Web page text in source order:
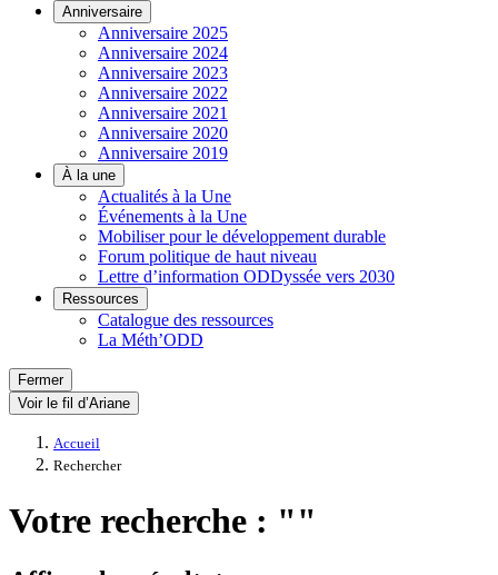
Anniversaire
Anniversaire 2025
Anniversaire 2024
Anniversaire 2023
Anniversaire 2022
Anniversaire 2021
Anniversaire 2020
Anniversaire 2019
À la une
Actualités à la Une
Événements à la Une
Mobiliser pour le développement durable
Forum politique de haut niveau
Lettre d’information ODDyssée vers 2030
Ressources
Catalogue des ressources
La Méth’ODD
Fermer
Voir le fil d’Ariane
Accueil
Rechercher
Votre recherche : ""